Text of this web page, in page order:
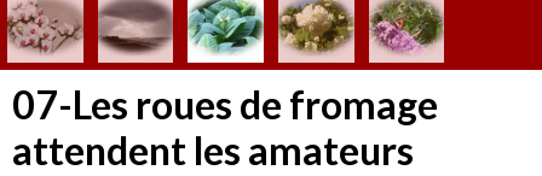
07-Les roues de fromage
attendent les amateurs